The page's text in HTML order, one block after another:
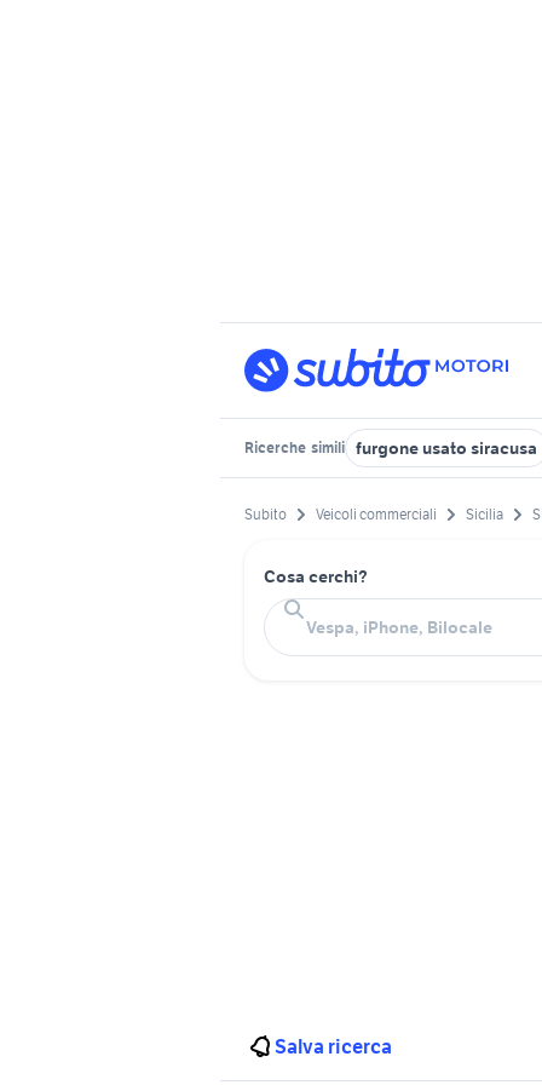
Ricerche simili furgone usato siracusa
Subito Veicoli commerciali Sicilia
Cosa cerchi?
Salva ricerca